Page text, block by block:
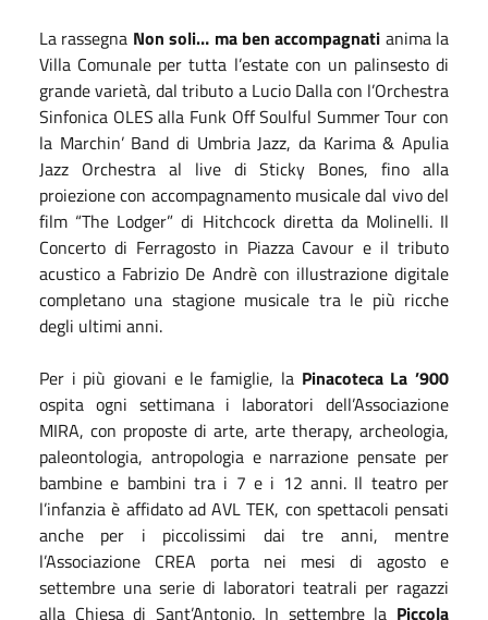
La rassegna Non soli… ma ben accompagnati anima la
Villa Comunale per tutta l’estate con un palinsesto di
grande varietà, dal tributo a Lucio Dalla con l’Orchestra
Sinfonica OLES alla Funk Off Soulful Summer Tour con
la Marchin’ Band di Umbria Jazz, da Karima & Apulia
Jazz Orchestra al live di Sticky Bones, fino alla
proiezione con accompagnamento musicale dal vivo del
film “The Lodger” di Hitchcock diretta da Molinelli. Il
Concerto di Ferragosto in Piazza Cavour e il tributo
acustico a Fabrizio De Andrè con illustrazione digitale
completano una stagione musicale tra le più ricche
degli ultimi anni.
Per i più giovani e le famiglie, la Pinacoteca La ’900
ospita ogni settimana i laboratori dell’Associazione
MIRA, con proposte di arte, arte therapy, archeologia,
paleontologia, antropologia e narrazione pensate per
bambine e bambini tra i 7 e i 12 anni. Il teatro per
l’infanzia è affidato ad AVL TEK, con spettacoli pensati
anche per i piccolissimi dai tre anni, mentre
l’Associazione CREA porta nei mesi di agosto e
settembre una serie di laboratori teatrali per ragazzi
alla Chiesa di Sant’Antonio. In settembre la Piccola